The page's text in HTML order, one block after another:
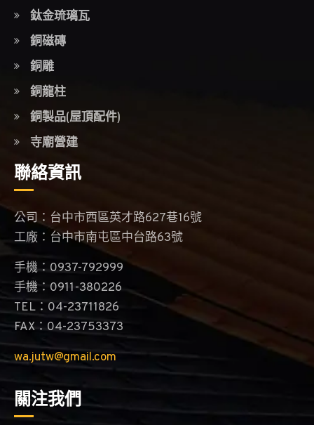
鈦金琉璃瓦
銅磁磚
銅雕
銅龍柱
銅製品(屋頂配件)
寺廟營建
聯絡資訊
公司：台中市西區英才路627巷16號
工廠：台中市南屯區中台路63號
手機：0937-792999
手機：0911-380226
TEL：04-23711826
FAX：04-23753373
wa.jutw@gmail.com
關注我們